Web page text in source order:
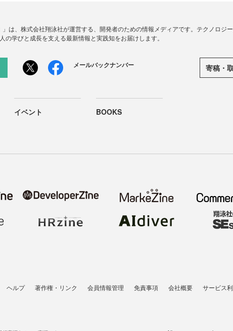
」は、株式会社翔泳社が運営する、開発者のための情報メディアです。テクノロジ
の学びと成長を支える最新情報と実践知をお届けします。
メールバックナンバー 寄稿・
イベント BOOKS
ヘルプ 著作権・リンク 会員情報管理 免責事項 会社概要 サービス